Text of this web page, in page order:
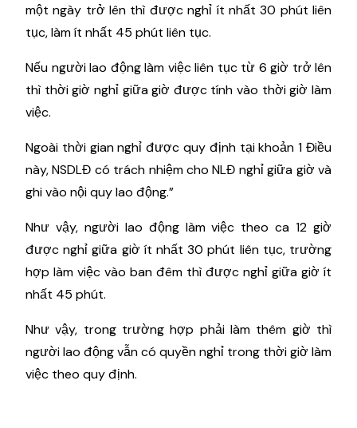
một ngày trở lên thì được nghỉ ít nhất 30 phút liên
tục, làm ít nhất 45 phút liên tục.
Nếu người lao động làm việc liên tục từ 6 giờ trở lên
thì thời giờ nghỉ giữa giờ được tính vào thời giờ làm
việc.
Ngoài thời gian nghỉ được quy định tại khoản 1 Điều
này, NSDLĐ có trách nhiệm cho NLĐ nghỉ giữa giờ và
ghi vào nội quy lao động.”
Như vậy, người lao động làm việc theo ca 12 giờ
được nghỉ giữa giờ ít nhất 30 phút liên tục, trường
hợp làm việc vào ban đêm thì được nghỉ giữa giờ ít
nhất 45 phút.
Như vậy, trong trường hợp phải làm thêm giờ thì
người lao động vẫn có quyền nghỉ trong thời giờ làm
việc theo quy định.